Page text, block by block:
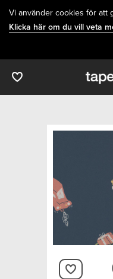
Vi använder cookies för att
Klicka här om du vill veta